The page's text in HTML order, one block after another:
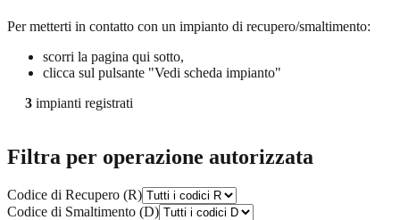
Per metterti in contatto con un impianto di recupero/smaltimento:
scorri la pagina qui sotto,
clicca sul pulsante "Vedi scheda impianto"
3 impianti registrati
Filtra per operazione autorizzata
Codice di Recupero (R)
Codice di Smaltimento (D)